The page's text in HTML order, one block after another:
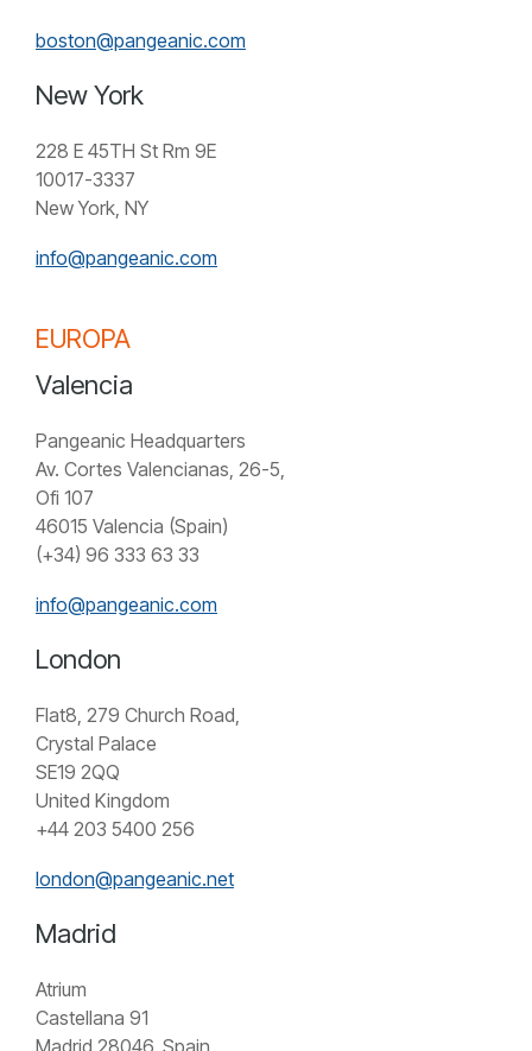
boston@pangeanic.com
New York
228 E 45TH St Rm 9E
10017-3337
New York, NY
info@pangeanic.com
EUROPA
Valencia
Pangeanic Headquarters
Av. Cortes Valencianas, 26-5,
Ofi 107
46015 Valencia (Spain)
(+34) 96 333 63 33
info@pangeanic.com
London
Flat8, 279 Church Road,
Crystal Palace
SE19 2QQ
United Kingdom
+44 203 5400 256
london@pangeanic.net
Madrid
Atrium
Castellana 91